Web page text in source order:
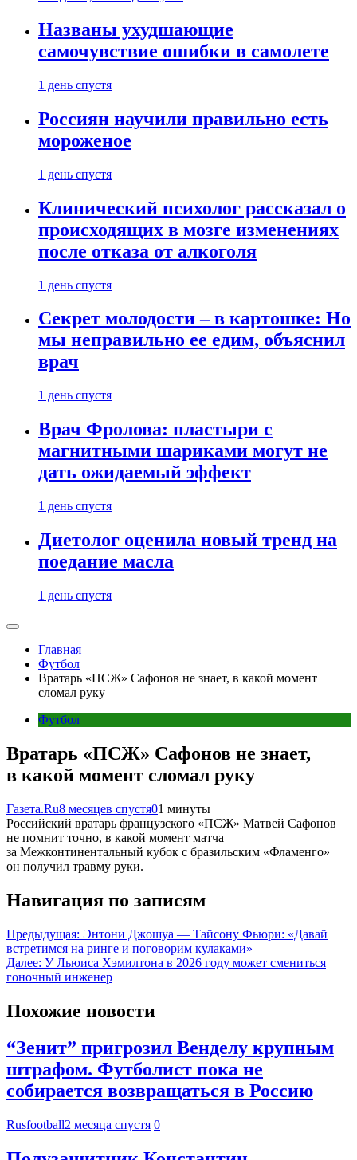
Названы ухудшающие
самочувствие ошибки в самолете
1 день спустя
Россиян научили правильно есть
мороженое
1 день спустя
Клинический психолог рассказал о
происходящих в мозге изменениях
после отказа от алкоголя
1 день спустя
Секрет молодости – в картошке: Но
мы неправильно ее едим, объяснил
врач
1 день спустя
Врач Фролова: пластыри с
магнитными шариками могут не
дать ожидаемый эффект
1 день спустя
Диетолог оценила новый тренд на
поедание масла
1 день спустя
Главная
Футбол
Вратарь «ПСЖ» Сафонов не знает, в какой момент
сломал руку
Футбол
Вратарь «ПСЖ» Сафонов не знает,
в какой момент сломал руку
Газета.Ru8 месяцев спустя01 минуты
Российский вратарь французского «ПСЖ» Матвей Сафонов
не помнит точно, в какой момент матча
за Межконтинентальный кубок с бразильским «Фламенго»
он получил травму руки.
Навигация по записям
Предыдущая: Энтони Джошуа — Тайсону Фьюри: «Давай
встретимся на ринге и поговорим кулаками»
Далее: У Льюиса Хэмилтона в 2026 году может смениться
гоночный инженер
Похожие новости
“Зенит” пригрозил Венделу крупным
штрафом. Футболист пока не
собирается возвращаться в Россию
Rusfootball2 месяца спустя 0